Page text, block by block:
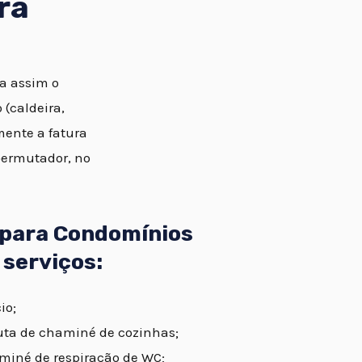
assim o
(caldeira,
a fatura
no
Condomínios
de chaminé de cozinhas;
de respiração de WC;